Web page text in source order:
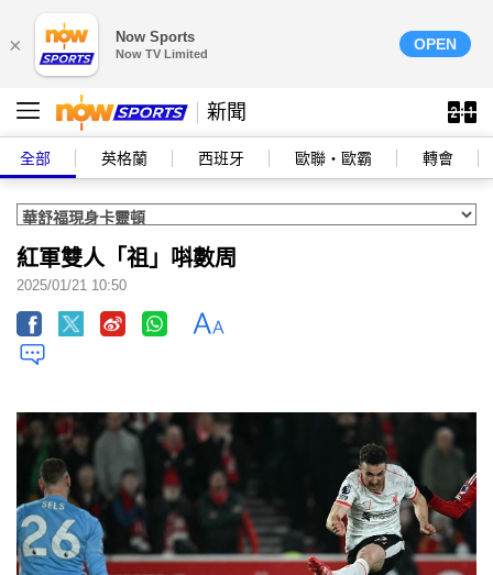
× Now Sports
Now TV Limited
OPEN
新聞
全部 英格蘭 西班牙 歐聯‧歐霸 轉會
紅軍雙人「祖」唞數周
2025/01/21 10:50